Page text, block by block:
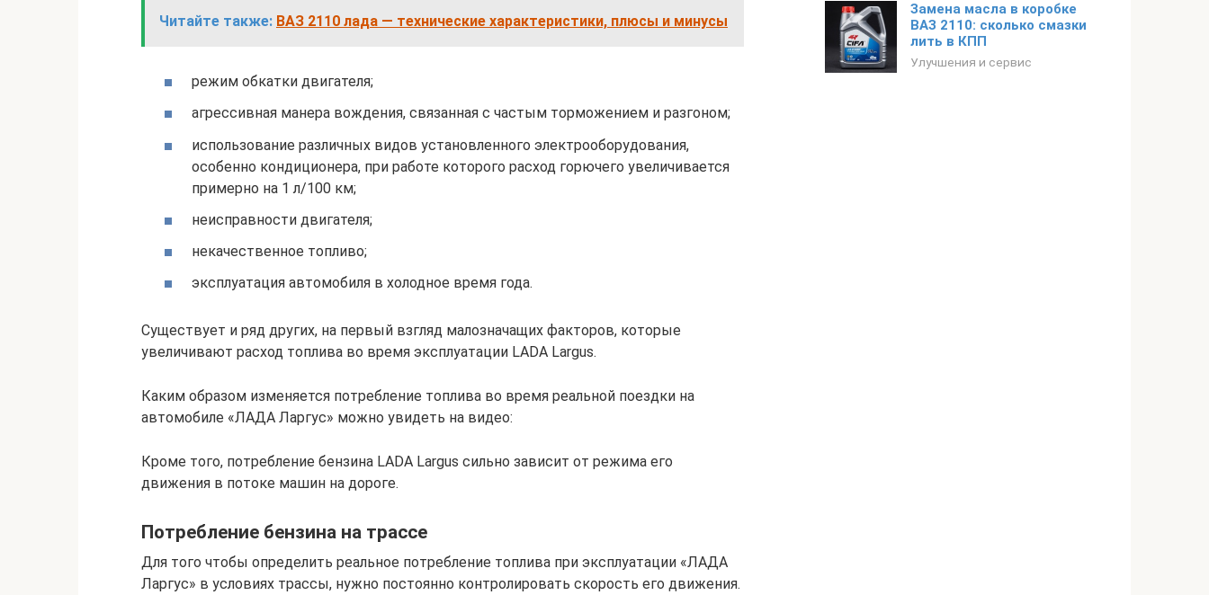
Читайте также: ВАЗ 2110 лада — технические характеристики, плюсы и минусы
режим обкатки двигателя;
агрессивная манера вождения, связанная с частым торможением и разгоном;
использование различных видов установленного электрооборудования,
особенно кондиционера, при работе которого расход горючего увеличивается
примерно на 1 л/100 км;
неисправности двигателя;
некачественное топливо;
эксплуатация автомобиля в холодное время года.
Существует и ряд других, на первый взгляд малозначащих факторов, которые
увеличивают расход топлива во время эксплуатации LADA Largus.
Каким образом изменяется потребление топлива во время реальной поездки на
автомобиле «ЛАДА Ларгус» можно увидеть на видео:
Кроме того, потребление бензина LADA Largus сильно зависит от режима его
движения в потоке машин на дороге.
Потребление бензина на трассе
Для того чтобы определить реальное потребление топлива при эксплуатации «ЛАДА
Ларгус» в условиях трассы, нужно постоянно контролировать скорость его движения.
Замена масла в коробке
ВАЗ 2110: сколько смазки
лить в КПП
Улучшения и сервис